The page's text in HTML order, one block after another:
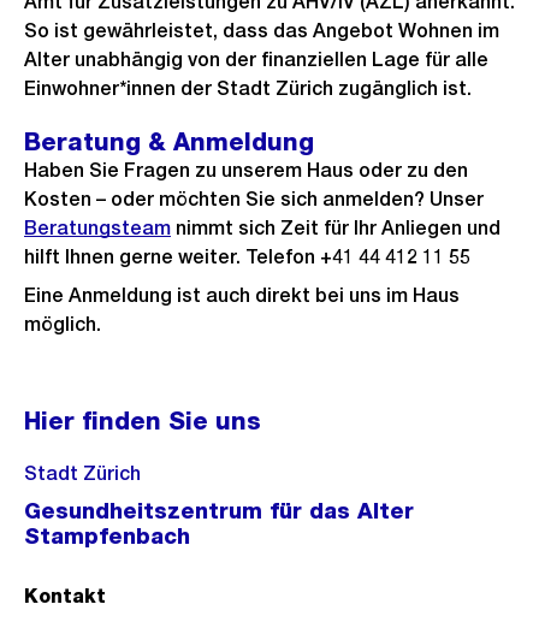
So ist gewährleistet, dass das Angebot Wohnen im
Alter unabhängig von der finanziellen Lage für alle
Einwohner*innen der Stadt Zürich zugänglich ist.
Beratung & Anmeldung
Haben Sie Fragen zu unserem Haus oder zu den
Kosten – oder möchten Sie sich anmelden? Unser
Beratungsteam nimmt sich Zeit für Ihr Anliegen und
hilft Ihnen gerne weiter. Telefon +41 44 412 11 55
Eine Anmeldung ist auch direkt bei uns im Haus
möglich.
Hier finden Sie uns
Stadt Zürich
Gesundheitszentrum für das Alter
Stampfenbach
Kontakt